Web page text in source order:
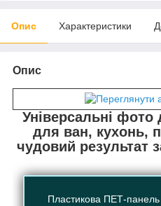
Опис Характеристики
Опис
Універсальні фото
для ван, кухонь,
чудовий результат
Пластикова ПЕТ-